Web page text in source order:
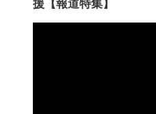
援【報道特集】